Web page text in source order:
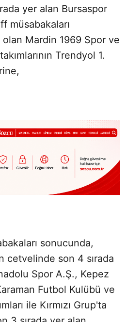
yer alan Bursaspor
müsabakaları
olan Mardin 1969 Spor ve
Trendyol 1.
sonucunda,
cetvelinde son 4 sırada
Spor A.Ş., Kepez
Futbol Kulübü ve
ile Kırmızı Grup'ta